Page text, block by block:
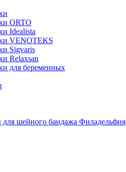
ORTO
Idealista
VENOTEKS
Sigvaris
Relaxsan
для беременных
для шейного бандажа Филадельфия